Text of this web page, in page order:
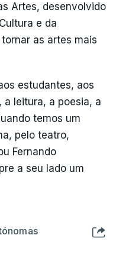
Artes, desenvolvido
e da
as artes mais
estudantes, aos
a leitura, a poesia, a
temos um
pelo teatro,
Fernando
a seu lado um